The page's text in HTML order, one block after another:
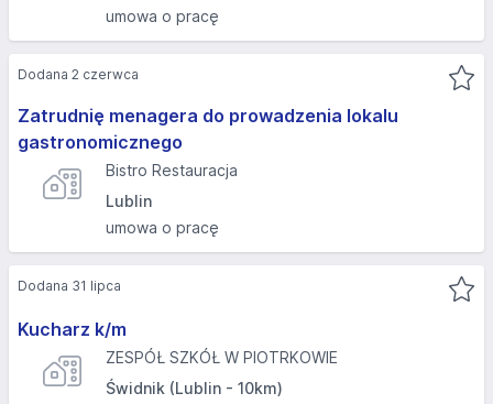
umowa o pracę
Zatrudnię menagera do prowadzenia lokalu
gastronomicznego
Bistro Restauracja
Lublin
umowa o pracę
Dodana 2 czerwca
Kucharz k/m
ZESPÓŁ SZKÓŁ W PIOTRKOWIE
Świdnik (Lublin - 10km)
Dodana 31 lipca